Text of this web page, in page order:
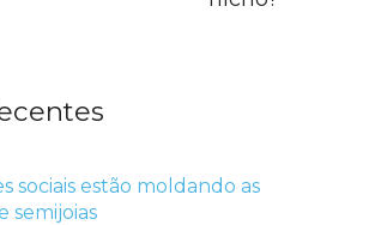
sociais estão moldando as
semijoias